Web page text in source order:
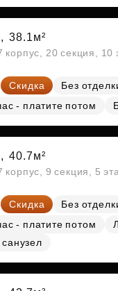
38.1м²
20 секция, 10
Скидка
Без
- платите потом
40.7м²
корпус, 9 секция, 5
Скидка
Без
- платите потом